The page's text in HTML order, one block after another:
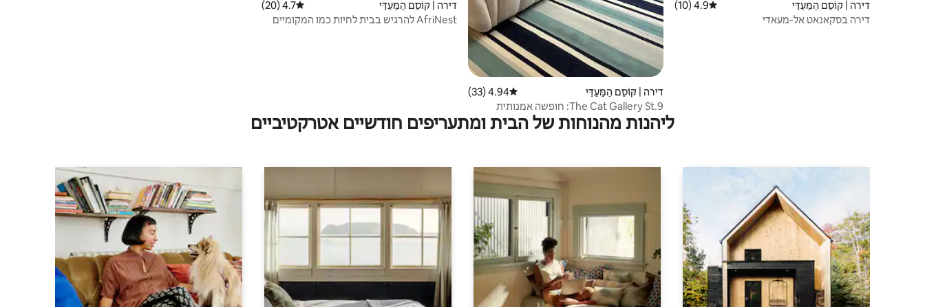
דירה | קּוֹסֵם הַמַּעַדֵּי דירוג ממוצע של 4.9 מתוך 5, 10 ביקורות
4.9 (10)
דירה בסקאנאט אל-מעאדי
דירה | קּוֹסֵם הַמַּעַדֵּי דירוג ממוצע של 4.94 מתוך 5, 33 ביקורות
4.94 (33)
The Cat Gallery St.9: חופשה אמנותית
גירוואלית בסגנון אפליקציה
דירה | קּוֹסֵם הַמַּעַדֵּי דירוג ממוצע של 4.7 מתוך 5, 20 ביקורות
4.7 (20)
AfriNest להרגיש בבית לחיות כמו המקומיים
ליהנות מהנוחות של הבית ומתעריפים חודשיים אטרקטיביים